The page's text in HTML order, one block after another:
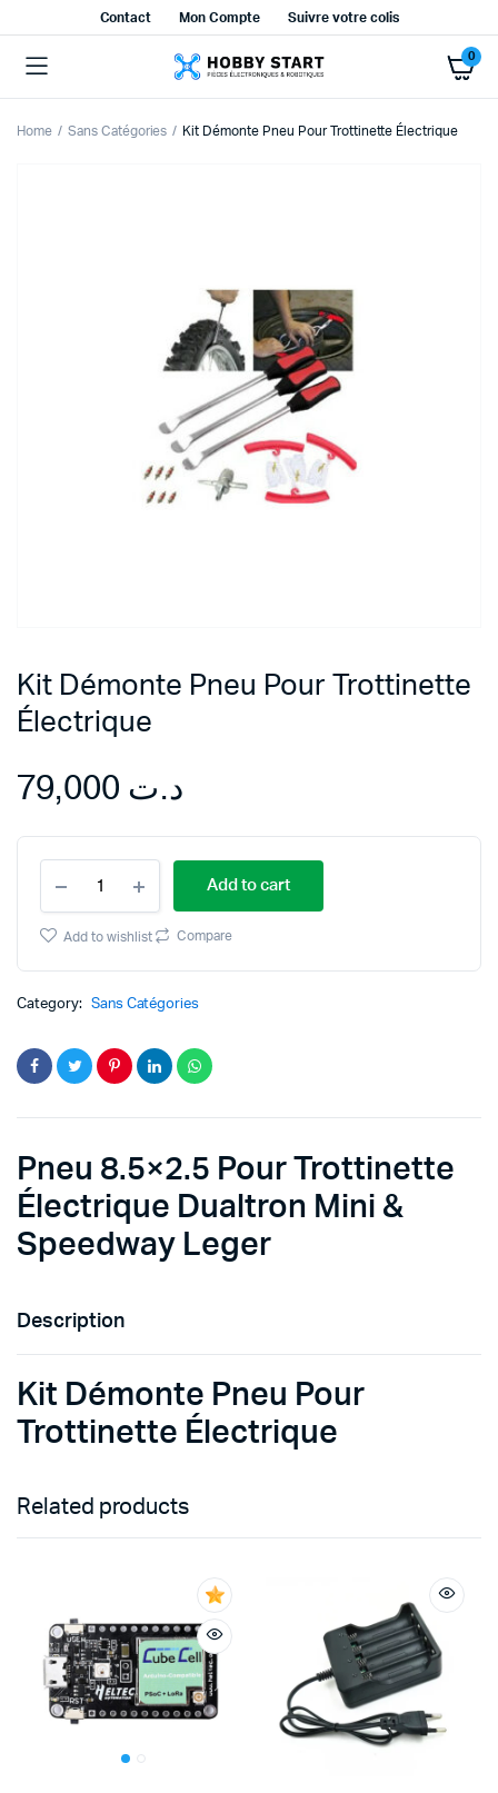
Contact Mon Compte Suivre votre colis
0
Home Sans Catégories Kit Démonte Pneu Pour Trottinette Électrique
Kit Démonte Pneu Pour Trottinette
Électrique
د.ت
Démonte
Pneu
Pour
Électrique
quantity
Add to cart
Add to wishlist Compare
Category: Sans Catégories
Pneu 8.5×2.5 Pour Trottinette
Électrique Dualtron Mini &
Speedway Leger
Description
Kit Démonte Pneu Pour
Trottinette Électrique
Related products